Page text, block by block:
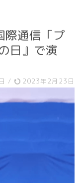
際通信「プ
日』で演
/ 2023年2月23日